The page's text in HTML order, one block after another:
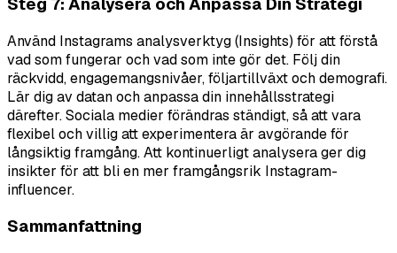
Använd Instagrams analysverktyg (Insights) för att förstå
vad som fungerar och vad som inte gör det. Följ din
räckvidd, engagemangsnivåer, följartillväxt och demografi.
Lär dig av datan och anpassa din innehållsstrategi
därefter. Sociala medier förändras ständigt, så att vara
flexibel och villig att experimentera är avgörande för
långsiktig framgång. Att kontinuerligt analysera ger dig
insikter för att bli en mer framgångsrik Instagram-
influencer.
Sammanfattning